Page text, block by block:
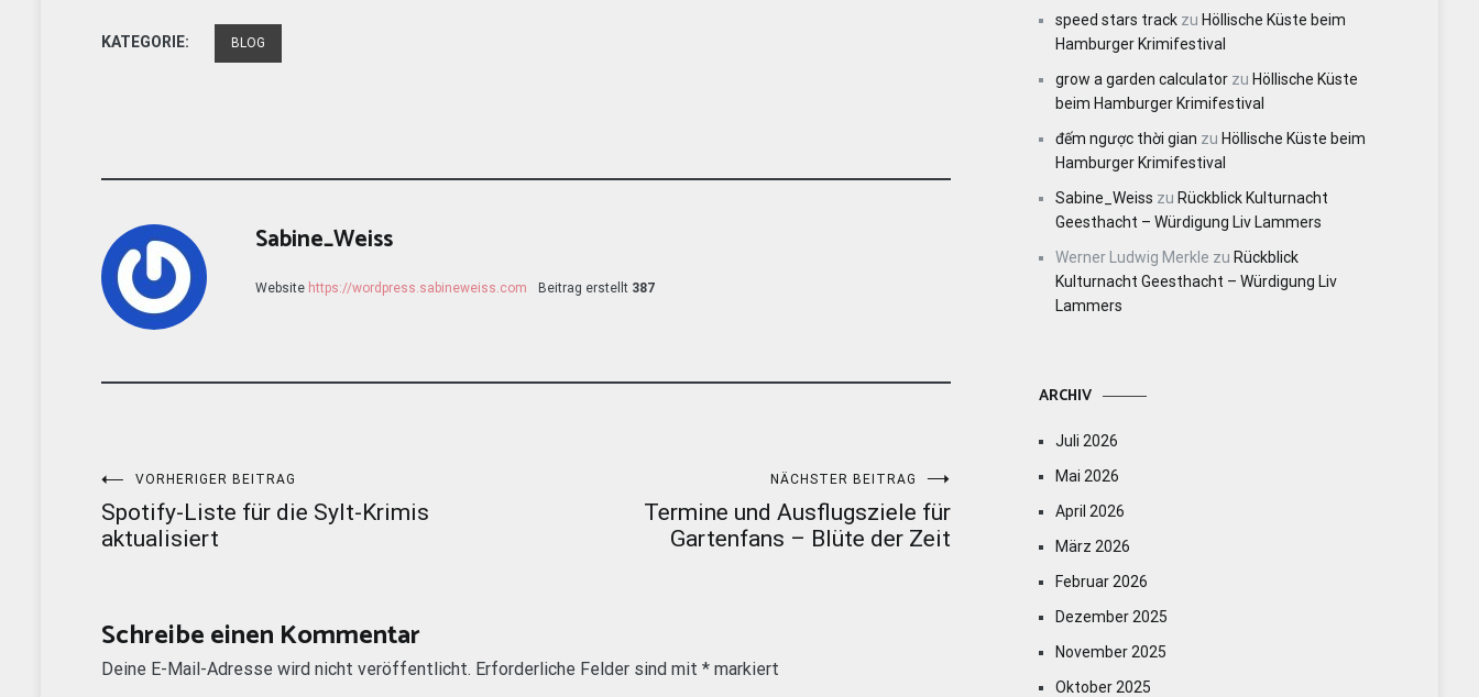
KATEGORIE: BLOG
Sabine_Weiss
Website https://wordpress.sabineweiss.com Beitrag erstellt 387
Beitragsnavigation
VORHERIGER BEITRAG
Spotify-Liste für die Sylt-Krimis
aktualisiert
NÄCHSTER BEITRAG
Termine und Ausflugsziele für
Gartenfans – Blüte der Zeit
Schreibe einen Kommentar
Deine E-Mail-Adresse wird nicht veröffentlicht. Erforderliche Felder sind mit * markiert
speed stars track zu Höllische Küste beim
Hamburger Krimifestival
grow a garden calculator zu Höllische Küste
beim Hamburger Krimifestival
đếm ngược thời gian zu Höllische Küste beim
Hamburger Krimifestival
Sabine_Weiss zu Rückblick Kulturnacht
Geesthacht – Würdigung Liv Lammers
Werner Ludwig Merkle zu Rückblick
Kulturnacht Geesthacht – Würdigung Liv
Lammers
ARCHIV
Juli 2026
Mai 2026
April 2026
März 2026
Februar 2026
Dezember 2025
November 2025
Oktober 2025